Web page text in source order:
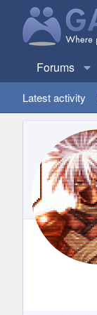
Forums
Latest activity